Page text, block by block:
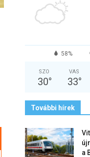
58%
SZO
30°
VAS
33°
További hírek
a